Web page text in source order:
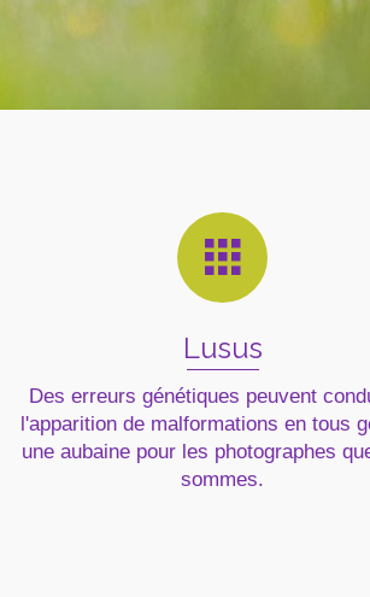
Lusus
Des erreurs génétiques peuvent
l'apparition de malformations en tous
une aubaine pour les photographes
sommes.